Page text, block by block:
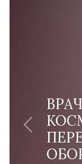
Previous